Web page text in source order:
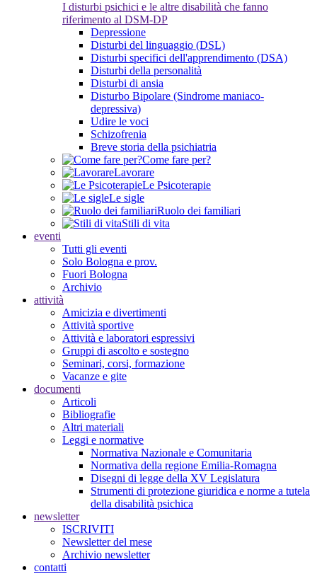
I disturbi psichici e le altre disabilità che fanno
riferimento al DSM-DP
Depressione
Disturbi del linguaggio (DSL)
Disturbi specifici dell'apprendimento (DSA)
Disturbi della personalità
Disturbi di ansia
Disturbo Bipolare (Sindrome maniaco-
depressiva)
Udire le voci
Schizofrenia
Breve storia della psichiatria
Come fare per?
Lavorare
Le Psicoterapie
Le sigle
Ruolo dei familiari
Stili di vita
eventi
Tutti gli eventi
Solo Bologna e prov.
Fuori Bologna
Archivio
attività
Amicizia e divertimenti
Attività sportive
Attività e laboratori espressivi
Gruppi di ascolto e sostegno
Seminari, corsi, formazione
Vacanze e gite
documenti
Articoli
Bibliografie
Altri materiali
Leggi e normative
Normativa Nazionale e Comunitaria
Normativa della regione Emilia-Romagna
Disegni di legge della XV Legislatura
Strumenti di protezione giuridica e norme a tutela
della disabilità psichica
newsletter
ISCRIVITI
Newsletter del mese
Archivio newsletter
contatti